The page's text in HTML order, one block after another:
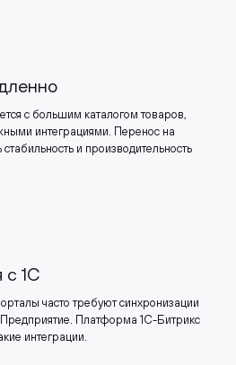
с большим каталогом товаров,
интеграциями. Перенос на
и производительность
с 1С
часто требуют синхронизации
Платформа 1С-Битрикс
интеграции.